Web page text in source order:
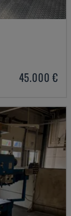
45.000 €